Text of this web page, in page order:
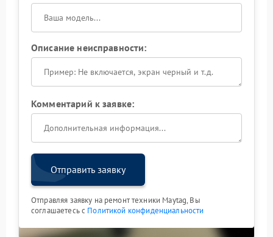
Описание неисправности:
Комментарий к заявке:
Отправить заявку
Отправляя заявку на ремонт техники Maytag, Вы
соглашаетесь с Политикой конфиденциальности